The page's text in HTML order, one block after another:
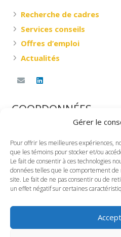
Gérer le
Pour offrir les meilleures expériences,
que les témoins pour stocker et/ou
Le fait de consentir à ces technologies
données telles que le comportement de
site. Le fait de ne pas consentir ou de
un effet négatif sur certaines
Recherche de cadres
Services conseils
Offres d’emploi
Actualités
COORDONNÉES
360, rue Saint-Jacques Ouest,
Montréal, Québec
H2Y 1P5
TÉLÉPHONE
Bureau : (514) 935-1111
Sans frais : 1-866-935-4011